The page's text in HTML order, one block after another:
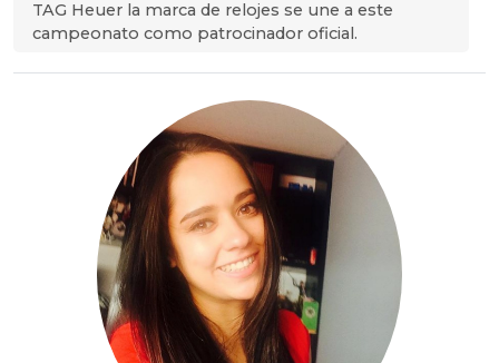
TAG Heuer la marca de relojes se une a este
campeonato como patrocinador oficial.